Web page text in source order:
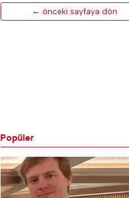
← önceki sayfaya dön
Popüler